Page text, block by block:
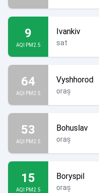
9
AQI PM2.5
Ivankiv
sat
64
AQI PM2.5
Vyshhorod
oraș
53
AQI PM2.5
Bohuslav
oraș
15
AQI PM2.5
Boryspil
oraș